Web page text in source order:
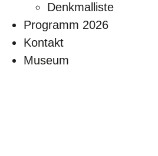
Denkmalliste
Programm 2026
Kontakt
Museum